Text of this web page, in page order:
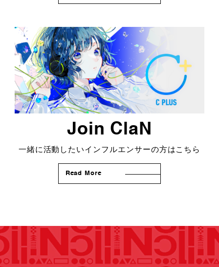
Join ClaN
一緒に活動したいインフルエンサーの方はこちら
Read More